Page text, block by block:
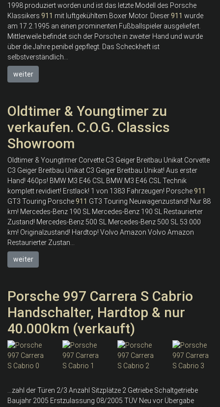
1998 produziert worden und ist das letzte Modell des Porsche
Klassikers 911 mit luftgekühltem Boxer Motor. Dieser911 wurde
am 17.2.1995 an einen prominenten Fußballspieler ausgeliefert.
Mittlerweile befindet sich der Porsche in zweiter Hand und wurde
über die Jahre penibel gepflegt. Das Scheckheft ist
selbstverständlich...
weiter
Oldtimer & Youngtimer zu
verkaufen. C.O.G. Classics
Showroom
Oldtimer & Youngtimer Corvette C3 Geiger Breitbau Unikat Corvette
C3 Geiger Breitbau Unikat C3 Geiger Breitbau Unikat! Aus erster
Hand! 460ps! BMW M3 E46 CSL BMW M3 E46 CSL Technik
komplett revidiert! Erstlack! 1 von 1383 Fahrzeugen! Porsche911
GT3 Touring Porsche911 GT3 Touring Neuwagenzustand! Nur 88
km! Mercedes-Benz 190 SL Mercedes-Benz 190 SL Restaurierter
Zustand! Mercedes-Benz 500 SL Mercedes-Benz 500 SL 53.000
km! Originalzustand! Hardtop! Volvo Amazon Volvo Amazon
Restaurierter Zustan...
weiter
Porsche 997 Carrera S Cabrio
Handschalter, Hardtop & nur
40.000km (verkauft)
...zahl der Türen 2/3 Anzahl Sitzplätze 2 Getriebe Schaltgetriebe
Baujahr 2005 Erstzulassung 08/2005 TÜV Neu vor Übergabe